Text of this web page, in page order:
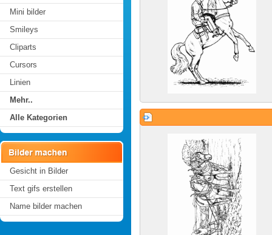
Mini bilder
Smileys
Cliparts
Cursors
Linien
Mehr..
Alle Kategorien
Gesicht in Bilder
Text gifs erstellen
Name bilder machen